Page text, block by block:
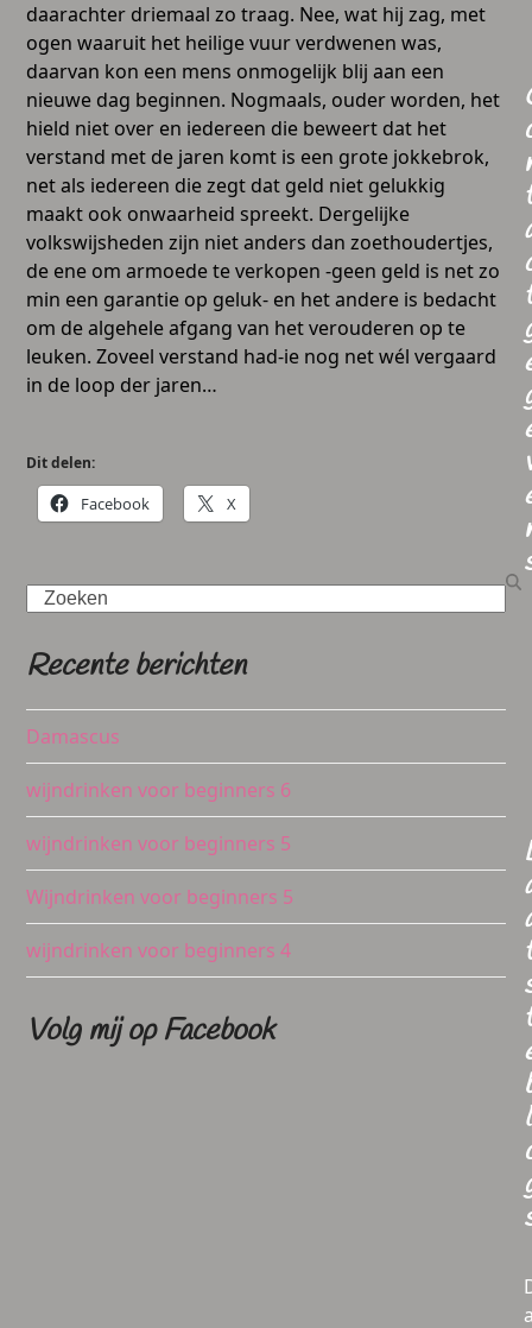
daarachter driemaal zo traag. Nee, wat hij zag, met
ogen waaruit het heilige vuur verdwenen was,
daarvan kon een mens onmogelijk blij aan een
nieuwe dag beginnen. Nogmaals, ouder worden, het
hield niet over en iedereen die beweert dat het
verstand met de jaren komt is een grote jokkebrok,
net als iedereen die zegt dat geld niet gelukkig
maakt ook onwaarheid spreekt. Dergelijke
volkswijsheden zijn niet anders dan zoethoudertjes,
de ene om armoede te verkopen -geen geld is net zo
min een garantie op geluk- en het andere is bedacht
om de algehele afgang van het verouderen op te
leuken. Zoveel verstand had-ie nog net wél vergaard
in de loop der jaren…
Dit delen:
Facebook X
Search
Recente berichten
Damascus
wijndrinken voor beginners 6
wijndrinken voor beginners 5
Wijndrinken voor beginners 5
wijndrinken voor beginners 4
Volg mij op Facebook
t
t
t
t
l